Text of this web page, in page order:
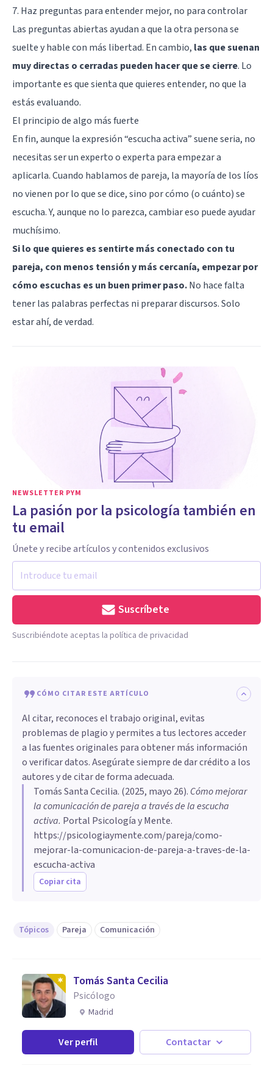
7. Haz preguntas para entender mejor, no para controlar
Las preguntas abiertas ayudan a que la otra persona se
suelte y hable con más libertad. En cambio, las que suenan
muy directas o cerradas pueden hacer que se cierre. Lo
importante es que sienta que quieres entender, no que la
estás evaluando.
El principio de algo más fuerte
En fin, aunque la expresión “escucha activa” suene seria, no
necesitas ser un experto o experta para empezar a
aplicarla. Cuando hablamos de pareja, la mayoría de los líos
no vienen por lo que se dice, sino por cómo (o cuánto) se
escucha. Y, aunque no lo parezca, cambiar eso puede ayudar
muchísimo.
Si lo que quieres es sentirte más conectado con tu
pareja, con menos tensión y más cercanía, empezar por
cómo escuchas es un buen primer paso.No hace falta
tener las palabras perfectas ni preparar discursos. Solo
estar ahí, de verdad.
NEWSLETTER PYM
La pasión por la psicología también en
tu email
Únete y recibe artículos y contenidos exclusivos
Suscríbete
Suscribiéndote aceptas la política de privacidad
CÓMO CITAR ESTE ARTÍCULO
Al citar, reconoces el trabajo original, evitas
problemas de plagio y permites a tus lectores acceder
a las fuentes originales para obtener más información
o verificar datos. Asegúrate siempre de dar crédito a los
autores y de citar de forma adecuada.
Tomás Santa Cecilia. (2025, mayo 26). Cómo mejorar
la comunicación de pareja a través de la escucha
activa. Portal Psicología y Mente.
https://psicologiaymente.com/pareja/como-
mejorar-la-comunicacion-de-pareja-a-traves-de-la-
escucha-activa
Copiar cita
Tópicos Pareja Comunicación
Tomás Santa Cecilia
Psicólogo
Madrid
Ver perfil Contactar